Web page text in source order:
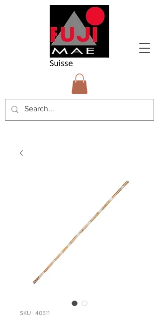
SKU : 40511